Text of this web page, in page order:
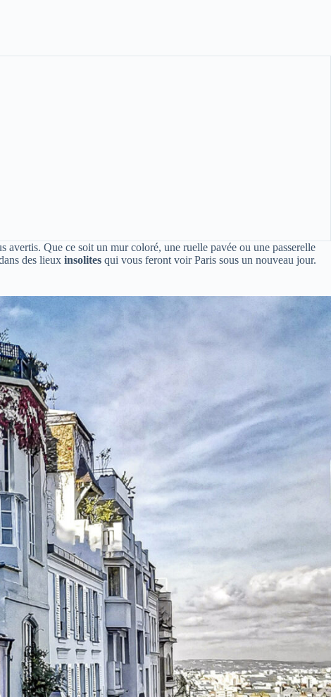
Que ce soit un mur coloré, une ruelle pavée ou une passerelle
des lieux insolites qui vous feront voir Paris sous un nouveau jour.